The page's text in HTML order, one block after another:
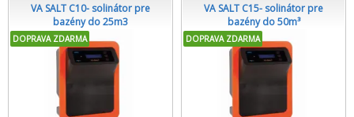
VA SALT C10- solinátor pre
bazény do 25m3
DOPRAVA ZDARMA
VA SALT C15- solinátor pre
bazény do 50m³
DOPRAVA ZDARMA